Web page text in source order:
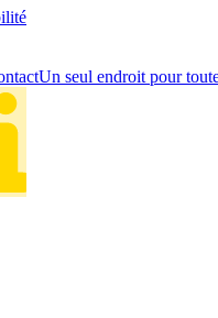
Un seul endroit pour